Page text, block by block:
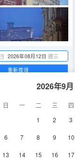
2026年08月12日 週三
2026年9月
日 一 二 三
四
1
2 3
6 7 8 9 10
13 14 15 16 17
重新搜尋
空調